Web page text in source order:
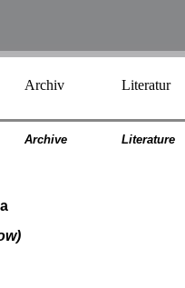
Archiv Literatur
Archive Literature